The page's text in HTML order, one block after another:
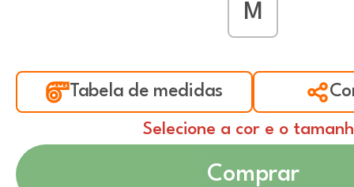
M
Tabela de medidas
Selecione a cor e o
Comprar